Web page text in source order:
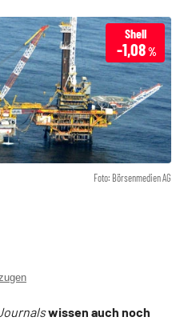
Foto: Börsenmedien AG
Shell
-1,08%
wissen auch noch